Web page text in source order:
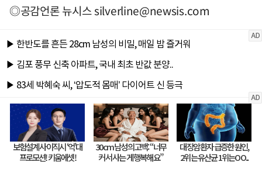
◎공감언론 뉴시스silverline@newsis.com